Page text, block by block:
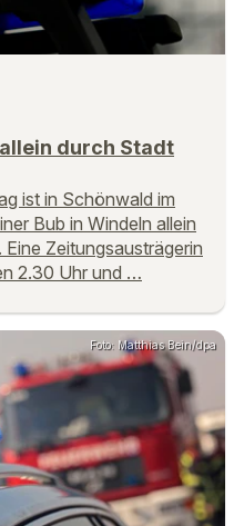
durch Stadt
ist in Schönwald im
Bub in Windeln allein
Zeitungsausträgerin
2.30 Uhr und …
Foto: Matthias Bein/dpa